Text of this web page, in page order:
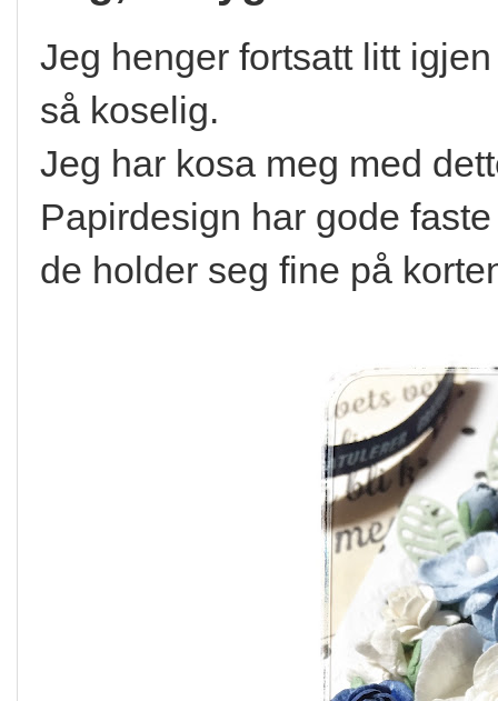
Jeg henger fortsatt litt
så koselig.
Jeg har kosa meg med
Papirdesign har gode
de holder seg fine på